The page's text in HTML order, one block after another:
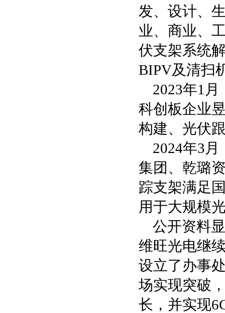
发、设计、
业、商业、
伏支架系统
BIPV及清扫
2023年1
科创板企业
构建、光伏
2024年3
集团、乾璐
踪支架满足
用于大规模
公开资料
维旺光电继
设立了办事
场实现突破
长，并实现